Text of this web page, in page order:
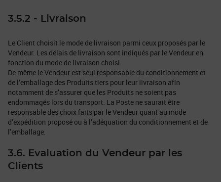
3.5.2 - Livraison
Le Client choisit le mode de livraison parmi ceux proposés par le
Vendeur. Les délais de livraison sont indiqués par le Vendeur en
fonction du mode de livraison choisi.
De même le Vendeur est seul responsable du conditionnement et
de l’emballage des Produits tiers pour leur livraison afin
notamment de s’assurer que les Produits ne soient pas
endommagés lors du transport. La Poste ne saurait être
responsable des choix faits par le Vendeur quant au mode
d’expédition proposé ou à l’adéquation du conditionnement et de
l’emballage.
3.6. Evaluation du Vendeur par les
Clients